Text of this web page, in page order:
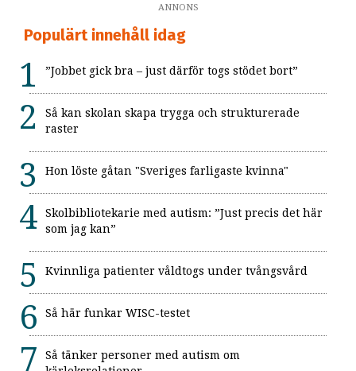
ANNONS
Populärt innehåll idag
”Jobbet gick bra – just därför togs stödet bort”
Så kan skolan skapa trygga och strukturerade
raster
Hon löste gåtan "Sveriges farligaste kvinna"
Skolbibliotekarie med autism: ”Just precis det här
som jag kan”
Kvinnliga patienter våldtogs under tvångsvård
Så här funkar WISC-testet
Så tänker personer med autism om